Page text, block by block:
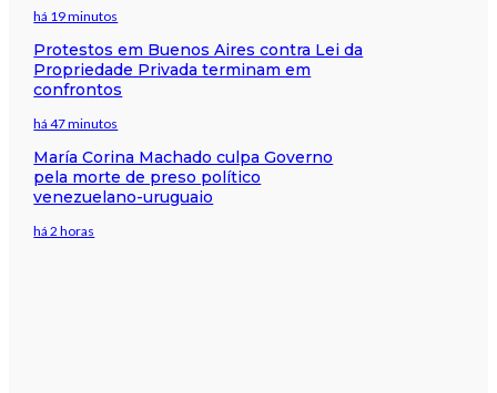
há 19 minutos
Protestos em Buenos Aires contra Lei da
Propriedade Privada terminam em
confrontos
há 47 minutos
María Corina Machado culpa Governo
pela morte de preso político
venezuelano-uruguaio
há 2 horas